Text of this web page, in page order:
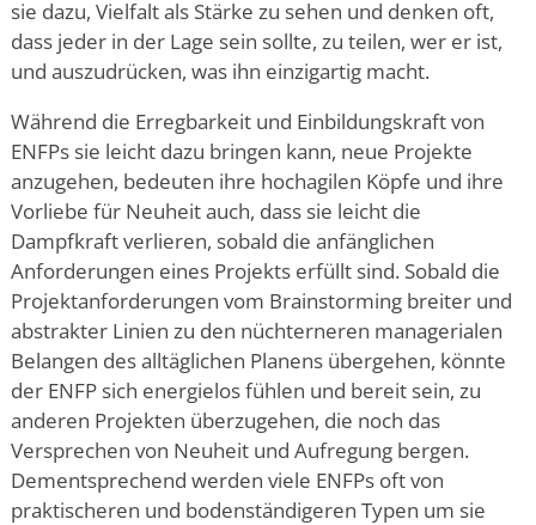
sie dazu, Vielfalt als Stärke zu sehen und denken oft,
dass jeder in der Lage sein sollte, zu teilen, wer er ist,
und auszudrücken, was ihn einzigartig macht.
Während die Erregbarkeit und Einbildungskraft von
ENFPs sie leicht dazu bringen kann, neue Projekte
anzugehen, bedeuten ihre hochagilen Köpfe und ihre
Vorliebe für Neuheit auch, dass sie leicht die
Dampfkraft verlieren, sobald die anfänglichen
Anforderungen eines Projekts erfüllt sind. Sobald die
Projektanforderungen vom Brainstorming breiter und
abstrakter Linien zu den nüchterneren managerialen
Belangen des alltäglichen Planens übergehen, könnte
der ENFP sich energielos fühlen und bereit sein, zu
anderen Projekten überzugehen, die noch das
Versprechen von Neuheit und Aufregung bergen.
Dementsprechend werden viele ENFPs oft von
praktischeren und bodenständigeren Typen um sie